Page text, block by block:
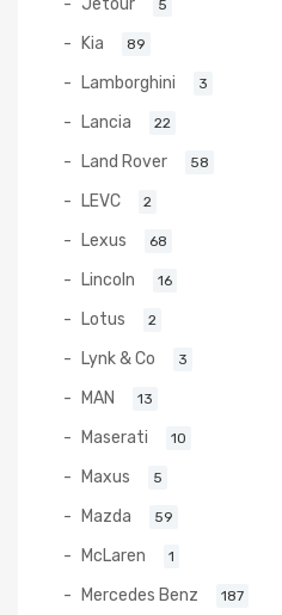
5
Kia 89
Lamborghini 3
Lancia 22
Land Rover 58
LEVC 2
Lexus 68
Lincoln 16
Lotus 2
Lynk & Co 3
MAN 13
Maserati 10
Maxus 5
Mazda 59
McLaren 1
Mercedes Benz 187